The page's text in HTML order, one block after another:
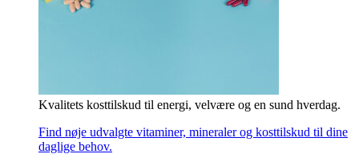
Kvalitets kosttilskud til energi, velvære og en sund hverdag.
Find nøje udvalgte vitaminer, mineraler og kosttilskud til dine
daglige behov.